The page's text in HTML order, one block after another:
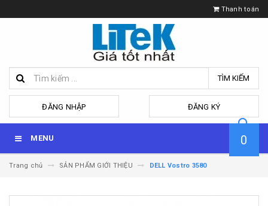
Thanh toán
TÌM KIẾM
ĐĂNG NHẬP ĐĂNG KÝ
MENU 0
Trang chủ SẢN PHẨM GIỚI THIỆU DELL Vostro 3580